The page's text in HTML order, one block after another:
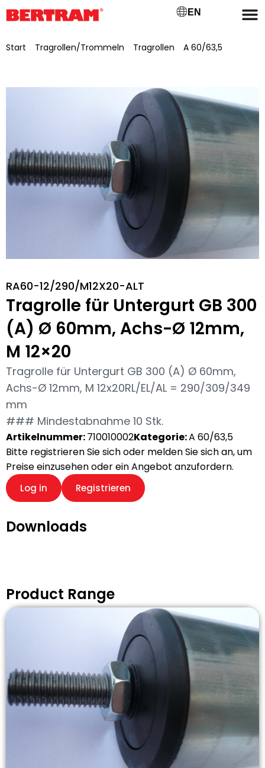
EN
Start Tragrollen/Trommeln Tragrollen
A 60/63,5
RA60-12/290/M12X20-ALT
Tragrolle für Untergurt GB 300
(A) Ø 60mm, Achs-Ø 12mm,
M 12×20
Tragrolle für Untergurt GB 300 (A) Ø 60mm,
Achs-Ø 12mm, M 12x20RL/EL/AL = 290/309/349
mm
### Mindestabnahme 10 Stk.
Artikelnummer:710010002Kategorie:A 60/63,5
Bitte registrieren Sie sich oder melden Sie sich an, um
Preise einzusehen oder ein Angebot anzufordern.
Log in Registrieren
Downloads
Product Range